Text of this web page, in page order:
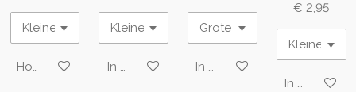
Houd mij op de hoogteIn winkelwagen In winkelwagen
€ 2,95
In